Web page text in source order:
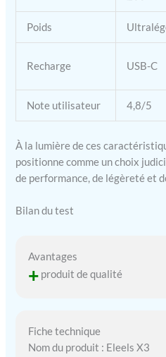
Poids
Recharge USB-C
Note utilisateur 4,8/5
À la lumière de ces
positionne comme un choix
de performance, de légèreté et
Bilan du test
Avantages
+ produit de qualité
Fiche technique
Nom du produit : Eleels X3